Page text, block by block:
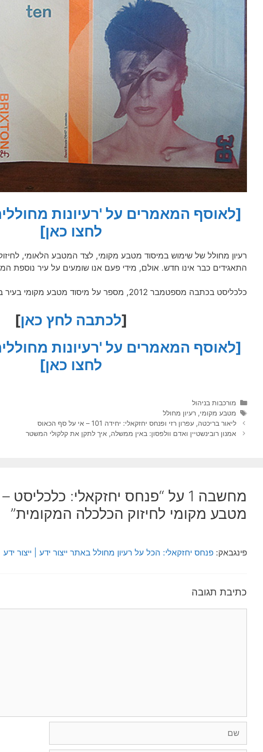
[לאוסף המאמרים על 'רעיונות
לחצו כאן]
רעיון מחולל של שימוש במיסוד מטבע מקומי, לצד המטבע הלאומי,
התאגידים כבר אינו חדש. אולם, מידי פעם אנו שומעים על עיר נוספת
כלכליסט בכתבה מספטמבר 2012, מספר על מיסוד מטבע מקומי בעיר בריסטול שבאנגליה.
[לכתבה לחץ כאן]
[לאוסף המאמרים על 'רעיונות
לחצו כאן]
קטגוריות
מורכבות בניהול
תגיות
מטבע מקומי, רעיון מחולל
ליאור בריכטה, עפרון רזי ופנחס יחזקאלי: יחידה 101 – אי על סף הכאוס
אמנון רובינשטיין ואדם וולפסון: באין ממשלה, איך לתקן את קלקולי המשטר
מחשבה 1 על “פנחס יחזקאלי:
מטבע מקומי לחיזוק הכלכלה המקומית”
פינגבאק: פנחס יחזקאלי: הכל על רעיון מחולל באתר ייצור ידע | ייצור ידע
כתיבת תגובה